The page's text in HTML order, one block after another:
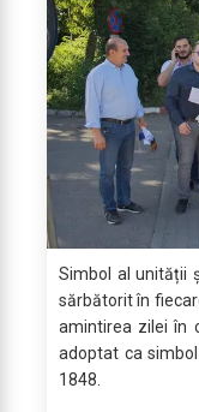
Simbol al unității
sărbătorit în
amintirea zilei în
adoptat ca
1848.